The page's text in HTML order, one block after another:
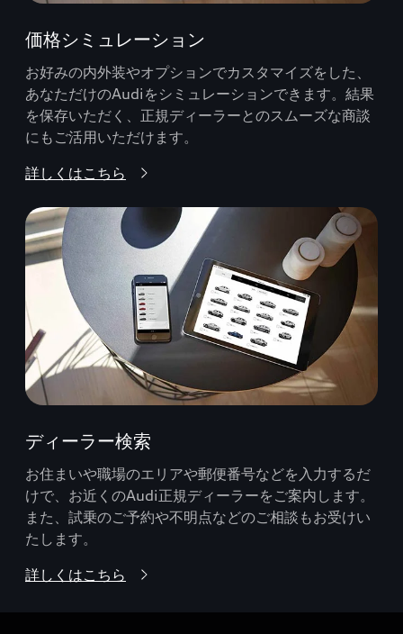
価格シミュレーション
お好みの内外装やオプションでカスタマイズをした、
あなただけのAudiをシミュレーションできます。結果
を保存いただく、正規ディーラーとのスムーズな商談
にもご活用いただけます。
詳しくはこちら
ディーラー検索
お住まいや職場のエリアや郵便番号などを入力するだ
けで、お近くのAudi正規ディーラーをご案内します。
また、試乗のご予約や不明点などのご相談もお受けい
たします。
詳しくはこちら